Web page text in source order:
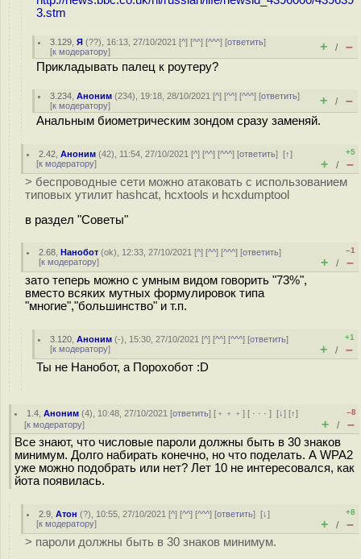
3.stm
3.129 ,Я (??), 16:13, 27/10/2021 [^] [^^] [^^^] [ответить]
[к модератору] + / –
Прикладывать палец к роутеру?
3.234 ,Аноним (234), 19:18, 28/10/2021 [^] [^^] [^^^] [ответить]
[к модератору] + / –
Анальным биометрическим зондом сразу заменяй.
2.42 ,Аноним (42), 11:54, 27/10/2021 [^] [^^] [^^^] [ответить][↑]
[к модератору]
+5
+ / –
> беспроводные сети можно атаковать с использованием
типовых утилит hashcat, hcxtools и hcxdumptool
в раздел "Советы"
2.68 ,Нанобот (ok), 12:33, 27/10/2021 [^] [^^] [^^^] [ответить]
[к модератору]
–1
+ / –
зато теперь можно с умным видом говорить "73%",
вместо всяких мутных формулировок типа
"многие","большинство" и т.п.
3.120 ,Аноним (-), 15:30, 27/10/2021 [^] [^^] [^^^] [ответить]
[к модератору]
+1
+ / –
Ты не Нанобот, а Порохобот :D
1.4 ,Аноним (4), 10:48, 27/10/2021 [ответить] [ ﹢﹢﹢] [ · · ·][↓] [↑]
[к модератору]
–8
+ / –
Все знают, что числовые пароли должны быть в 30 знаков
минимум. Долго набирать конечно, но что поделать. А WPA2
уже можно подобрать или нет? Лет 10 не интересовался, как
йота появилась.
2.9 ,Атон (?), 10:55, 27/10/2021 [^] [^^] [^^^] [ответить][↓]
[к модератору]
+8
+ / –
> пароли должны быть в 30 знаков минимум.